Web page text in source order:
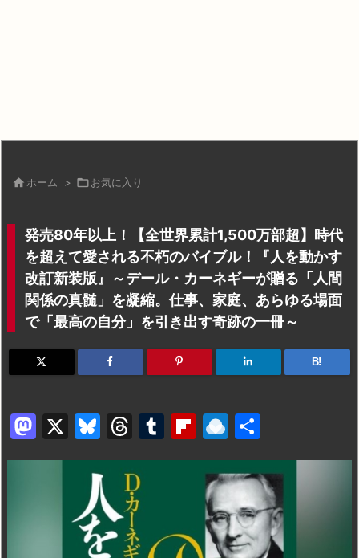
 ホーム > お気に入り
発売80年以上！【全世界累計1,500万部超】時代
を超えて愛される不朽のバイブル！『人を動かす
改訂新装版』～デール・カーネギーが贈る「人間
関係の真髄」を凝縮。仕事、家庭、あらゆる場面
で「最高の自分」を引き出す奇跡の一冊～
B!
M
a
X
Bl
u
e
s
k
T
hr
e
a
d
T
u
r
Fl
ip
b
o
ar
R
ai
n
dr
o
有